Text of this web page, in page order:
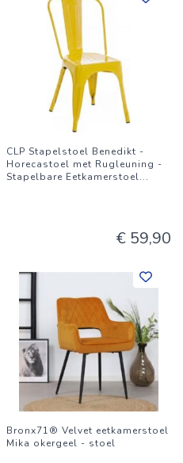
CLP Stapelstoel Benedikt -
Horecastoel met Rugleuning -
Stapelbare Eetkamerstoel...
€ 59,90
Bronx71® Velvet eetkamerstoel
Mika okergeel - stoel